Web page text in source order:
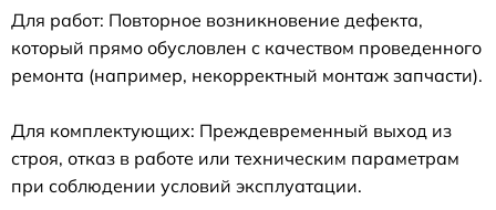
Для работ: Повторное возникновение дефекта,
который прямо обусловлен с качеством проведенного
ремонта (например, некорректный монтаж запчасти).
Для комплектующих: Преждевременный выход из
строя, отказ в работе или техническим параметрам
при соблюдении условий эксплуатации.